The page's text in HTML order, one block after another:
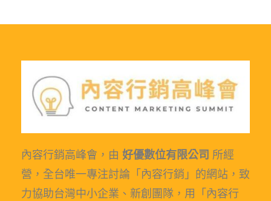
內容行銷高峰會，由 好優數位有限公司 所經
營，全台唯一專注討論「內容行銷」的網站，致
力協助台灣中小企業、新創團隊，用「內容行